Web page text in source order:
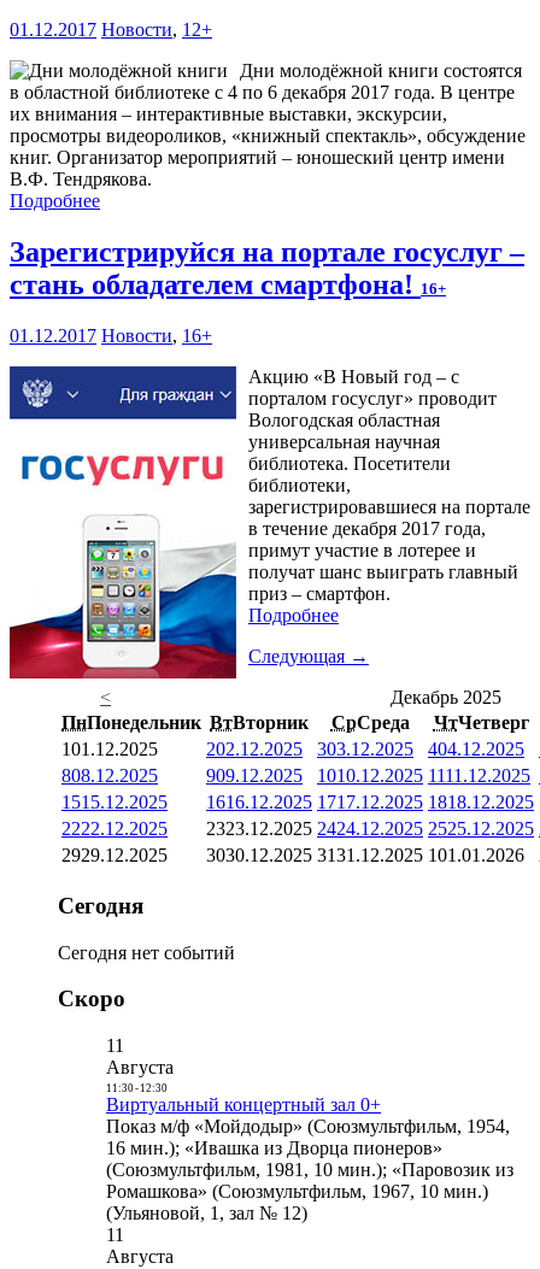
01.12.2017 Новости, 12+
Дни молодёжной книги состоятся
в областной библиотеке с 4 по 6 декабря 2017 года. В центре
их внимания – интерактивные выставки, экскурсии,
просмотры видеороликов, «книжный спектакль», обсуждение
книг. Организатор мероприятий – юношеский центр имени
В.Ф. Тендрякова.
Подробнее
Зарегистрируйся на портале госуслуг –
стань обладателем смартфона! 16+
01.12.2017 Новости, 16+
Акцию «В Новый год – с
порталом госуслуг» проводит
Вологодская областная
универсальная научная
библиотека. Посетители
библиотеки,
зарегистрировавшиеся на портале
в течение декабря 2017 года,
примут участие в лотерее и
получат шанс выиграть главный
приз – смартфон.
Подробнее
Следующая →
<
Декабрь 2025
ПнПонедельник ВтВторник СрСреда ЧтЧетверг
101.12.2025 202.12.2025 303.12.2025 404.12.2025
808.12.2025 909.12.2025 1010.12.2025 1111.12.2025
1515.12.2025 1616.12.2025 1717.12.2025 1818.12.2025
2222.12.2025 2323.12.2025 2424.12.2025 2525.12.2025
2929.12.2025 3030.12.2025 3131.12.2025 101.01.2026
Сегодня
Сегодня нет событий
Скоро
11
Августа
11:30- 12:30
Виртуальный концертный зал 0+
Показ м/ф «Мойдодыр» (Союзмультфильм, 1954,
16 мин.); «Ивашка из Дворца пионеров»
(Союзмультфильм, 1981, 10 мин.); «Паровозик из
Ромашкова» (Союзмультфильм, 1967, 10 мин.)
(Ульяновой, 1, зал № 12)
11
Августа